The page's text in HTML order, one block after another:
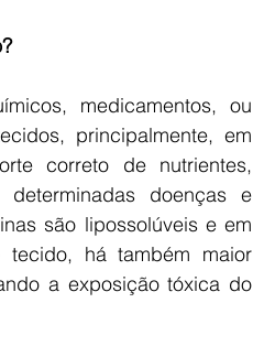
medicamentos, ou
principalmente, em
correto de nutrientes,
doenças e
são lipossolúveis e em
há também maior
a exposição tóxica do